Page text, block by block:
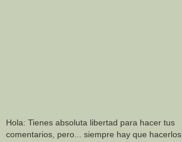
Hola: Tienes absoluta libertad para hacer tus
comentarios, pero... siempre hay que hacerlos